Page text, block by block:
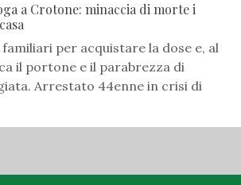
a Crotone: minaccia di morte i
per acquistare la dose e, al
il portone e il parabrezza di
Arrestato 44enne in crisi di